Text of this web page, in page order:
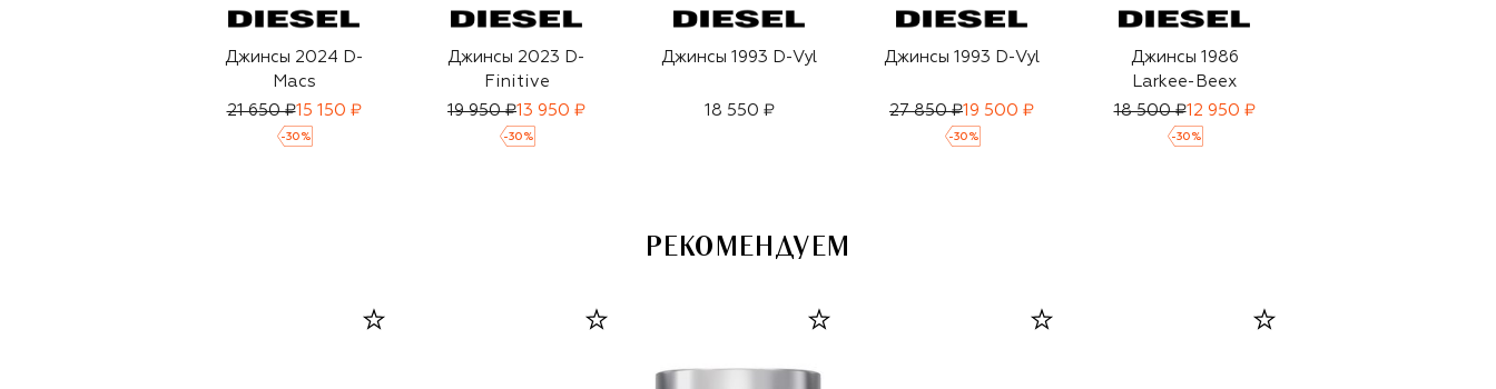
Джинсы 2024 D-
Macs
21 650 ₽15 150 ₽
-30 %
Джинсы 2023 D-
Finitive
19 950 ₽13 950 ₽
-30 %
Джинсы 1993 D-Vyl
18 550 ₽
Джинсы 1993 D-Vyl
27 850 ₽19 500 ₽
-30 %
Джинсы 1986
Larkee-Beex
18 500 ₽12 950 ₽
-30 %
РЕКОМЕНДУЕМ